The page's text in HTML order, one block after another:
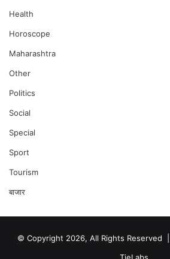
Health
Horoscope
Maharashtra
Other
Politics
Social
Special
Sport
Tourism
बाजार
© Copyright 2026, All Rights Reserved |